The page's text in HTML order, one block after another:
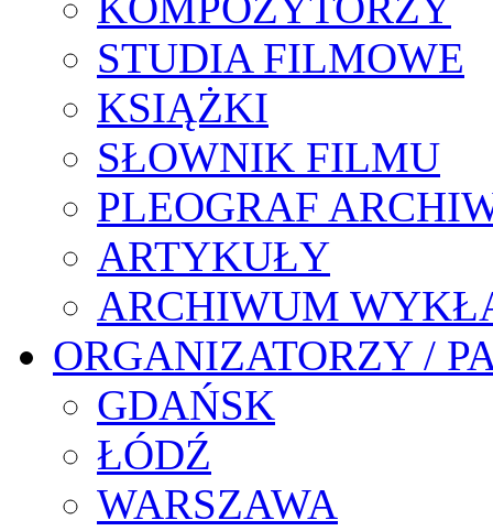
STUDIA FILMOWE
KSIĄŻKI
SŁOWNIK FILMU
PLEOGRAF
ARTYKUŁY
ARCHIWUM
ORGANIZATORZY /
GDAŃSK
ŁÓDŹ
WARSZAWA